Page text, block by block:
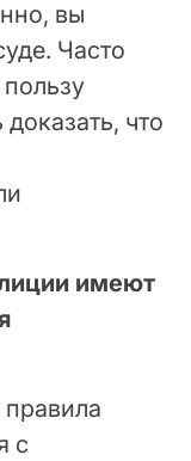
вы
Часто
что
имеют
с